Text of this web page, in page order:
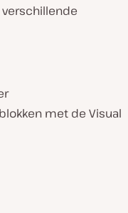
met de Visual